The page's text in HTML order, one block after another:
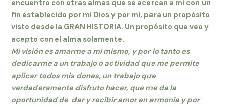
encuentro con otras almas que se acercan a mi con un
fin establecido por mi Dios y por mi, para un propósito
visto desde la GRAN HISTORIA. Un propósito que veo y
acepto con el alma solamente.
Mi visión es amarme a mi mismo, y por lo tanto es
dedicarme a un trabajo o actividad que me permite
aplicar todos mis dones, un trabajo que
verdaderamente disfruto hacer, que me da la
oportunidad de dar y recibir amor en armonía y por